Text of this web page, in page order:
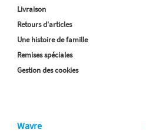
Livraison
Retours d'articles
Une histoire de famille
Remises spéciales
Gestion des cookies
Wavre